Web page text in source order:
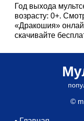
Год выхода
возрасту: 0+.
«Дракошия»
скачивайте
©